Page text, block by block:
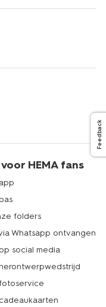
Feedback
HEMA fans
folders
Whatsapp ontvangen
social media